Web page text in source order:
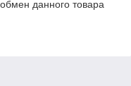
данного товара